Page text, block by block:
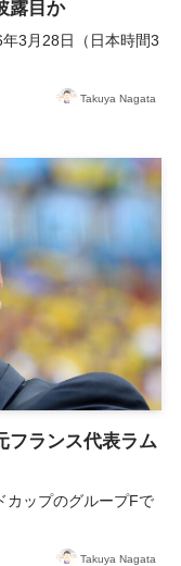
露目か
3月28日（日本時間3
Takuya Nagata
フランス代表ラム
カップのグループFで
Takuya Nagata